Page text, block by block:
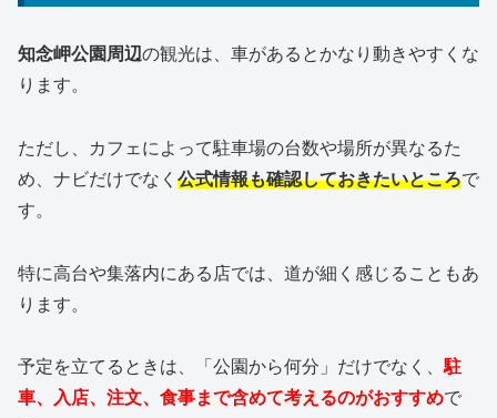
知念岬公園周辺の観光は、車があるとかなり動きやすくな
ります。
ただし、カフェによって駐車場の台数や場所が異なるた
め、ナビだけでなく 公式情報も確認しておきたいところで
す。
特に高台や集落内にある店では、道が細く感じることもあ
ります。
予定を立てるときは、「公園から何分」だけでなく、駐
車、入店、注文、食事まで含めて考えるのがおすすめで